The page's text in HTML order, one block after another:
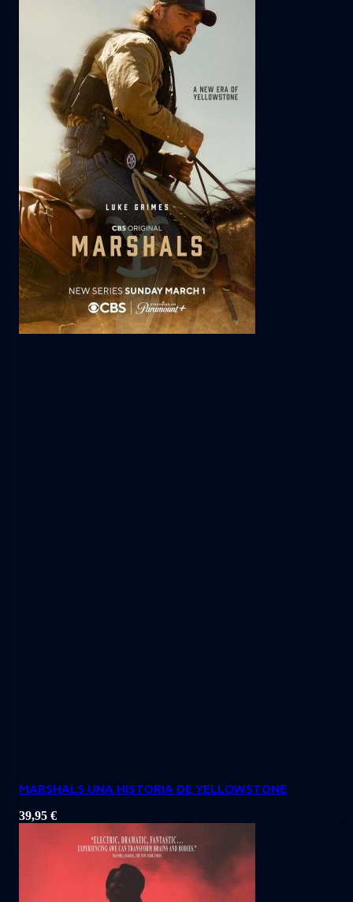
MARSHALS UNA HISTORIA DE YELLOWSTONE
39,95 €